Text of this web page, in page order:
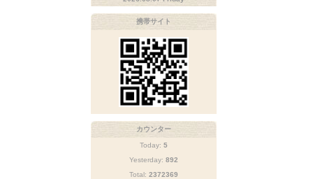
携帯サイト
カウンター
Today: 5
Yesterday: 892
Total: 2372369